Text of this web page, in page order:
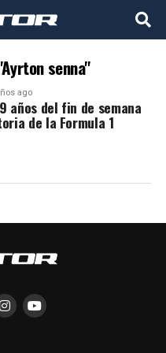
senna"
ago
años del fin de semana
de la Formula 1